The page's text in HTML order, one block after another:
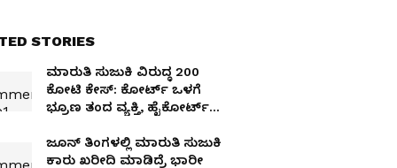
STORIES
ಮಾರುತಿ ಸುಜುಕಿ ವಿರುದ್ಧ 200
ಕೋಟಿ ಕೇಸ್: ಕೋರ್ಟ್ ಒಳಗೆ
ಭ್ರೂಣ ತಂದ ವ್ಯಕ್ತಿ, ಹೈಕೋರ್ಟ್
ಜೂನ್‌ ತಿಂಗಳಲ್ಲಿ ಮಾರುತಿ ಸುಜುಕಿ
ಕಾರು ಖರೀದಿ ಮಾಡಿದ್ರೆ ಭಾರೀ